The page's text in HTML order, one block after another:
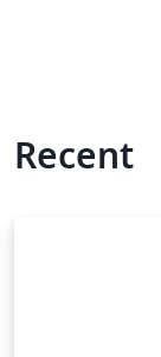
Recent